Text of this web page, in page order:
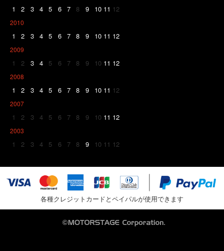
1 2 3 4 5 6 7 8 9 10 11 12
2010
1 2 3 4 5 6 7 8 9 10 11 12
2009
1 2 3 4 5 6 7 8 9 10 11 12
2008
1 2 3 4 5 6 7 8 9 10 11 12
2007
1 2 3 4 5 6 7 8 9 10 11 12
2003
1 2 3 4 5 6 7 8 9 10 11 12
各種クレジットカードとペイパルが使用できます